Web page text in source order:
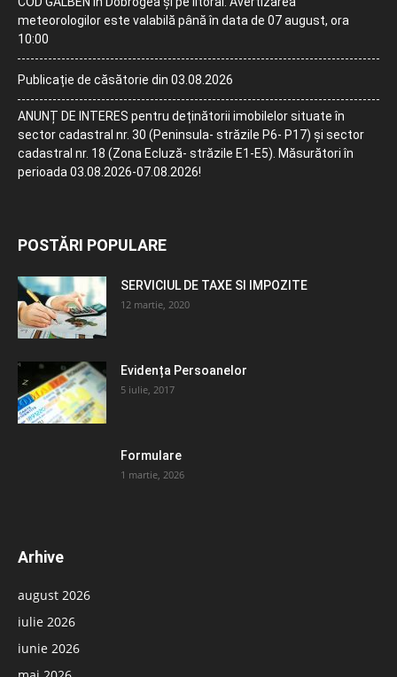
meteorologilor este valabilă până în data de 07 august, ora
10:00
Publicație de căsătorie din 03.08.2026
ANUNȚ DE INTERES pentru deținătorii imobilelor situate în
sector cadastral nr. 30 (Peninsula- străzile P6- P17) și sector
cadastral nr. 18 (Zona Ecluză- străzile E1-E5). Măsurători în
perioada 03.08.2026-07.08.2026!
POSTĂRI POPULARE
SERVICIUL DE TAXE SI IMPOZITE
12 martie, 2020
Evidența Persoanelor
5 iulie, 2017
Formulare
1 martie, 2026
Arhive
august 2026
iulie 2026
iunie 2026